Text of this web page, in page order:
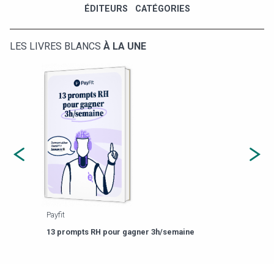
ÉDITEURS CATÉGORIES
LES LIVRES BLANCS À LA UNE
Payfit
13 prompts RH pour gagner 3h/semaine